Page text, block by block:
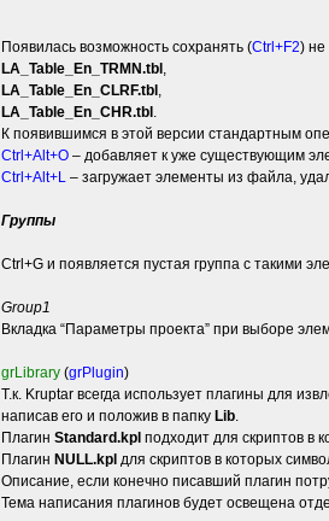
Появилась возможность сохранять (Ctrl+F2) не
LA_Table_En_TRMN.tbl ,
LA_Table_En_CLRF.tbl ,
LA_Table_En_CHR.tbl .
К появившимся в этой версии стандартным
Ctrl+Alt+O – добавляет к уже существующим
Ctrl+Alt+L – загружает элементы из файла,
Группы
Ctrl+G и появляется пустая группа с такими
Group1
Вкладка “Параметры проекта” при выборе
grLibrary (grPlugin)
Т.к. Kruptar всегда использует плагины для
написав его и положив в папку Lib.
Плагин Standard.kpl подходит для скриптов в
Плагин NULL.kpl для скриптов в которых
Описание, если конечно писавший плагин
Тема написания плагинов будет освещена